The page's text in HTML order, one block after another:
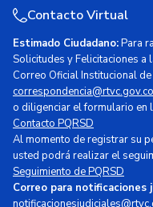
Contacto Virtual
Estimado Ciudadano:Para
Solicitudes y Felicitaciones a
Correo Oficial Institucional
correspondencia@rtvc.gov.co
o diligenciar el formulario en
Contacto PQRSD
Al momento de registrar su
usted podrá realizar el
Seguimiento de PQRSD
Correo para notificaciones